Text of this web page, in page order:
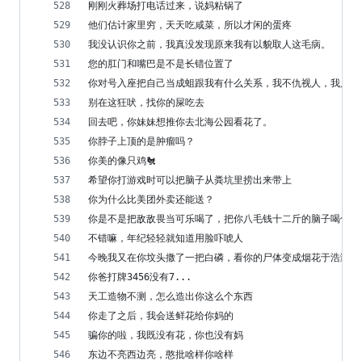
刚刚火葬场打电话过来，说妈粘锅了
他们估计家里穷，天天吃咸菜，所以才闲的蛋疼
我没认识你之前，我真没发现原来我有以貌取人这毛病。
您的肛门和嘴巴是不是长错位置了
你对号入座把自己当成蛆跟我有什么关系，我不仇视人，我只
别在这狂吠，找你的屎吃去
回去吧，你妹妹想推你去北海公园看花了。
你脖子上顶的是肿瘤吗？
你美的像只鸡🐔
希望你打游戏时可以把脑子从粪坑里捞出来带上
你为什么比美团外卖还能送？
你是不是把敌敌畏当可乐喝了，把你八毛钱十二斤的脑子喝傻了
不错嘛，年纪轻轻就知道用脸吓唬人
今晚我又在你坟头撒了一把白磷，看你的尸体变成烟花于浩瀚
你爸打牌3456没有7...
天工造物不测，怎么造出你这么个东西
你走了之后，我会送鲜花给你妈的
骗你的啦，我既没有花，你也没有妈
东边不亮西边亮，憨批啥样你啥样